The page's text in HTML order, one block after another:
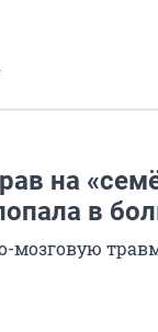
на
в
мозговую